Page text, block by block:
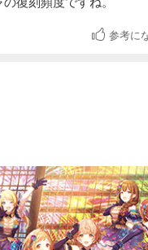
参考に